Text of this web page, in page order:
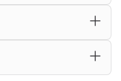
프로그래밍 시작하기 in
배울 수 있는 Python 과
의 기초를 배울 수 있어
면 우측 하단에
문의하기 >
것이챕터, 그리고 챕터를 묶
은 따라 듣
면 파이어폭스(Firefox),
이용해주세요.
이용 가능해요. 다만,
전 16 부터 문제 없이 사용
간 동안 멤버십을 유지하